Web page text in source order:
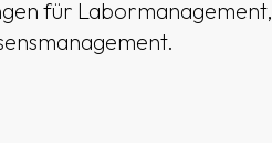
für Labormanagement,